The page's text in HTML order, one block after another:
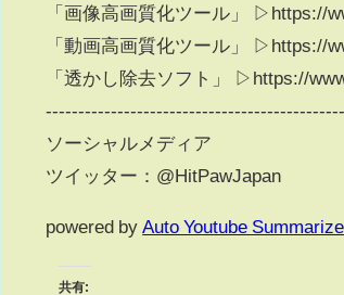
「画像高画質化ツール」 ▷https://
「動画高画質化ツール」 ▷https://
「透かし除去ソフト」 ▷https://
ソーシャルメディア
ツイッター：@HitPawJapan
powered by Auto Youtube Summarize
共有: